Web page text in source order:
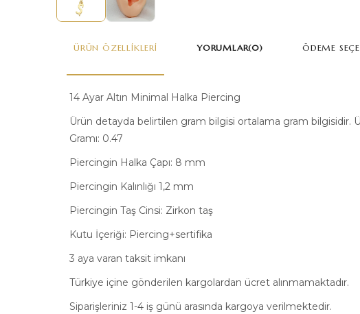
ÜRÜN ÖZELLIKLERI
14 Ayar Altın Minimal Halka Piercing
Ürün detayda belirtilen gram bilgisi ortalama gram bilgisidir.
Gramı: 0.47
Piercingin Halka Çapı: 8 mm
Piercingin Kalınlığı 1,2 mm
Piercingin Taş Cinsi: Zirkon taş
Kutu İçeriği: Piercing+sertifika
3 aya varan taksit imkanı
Türkiye içine gönderilen kargolardan ücret alınmamaktadır.
Siparişleriniz 1-4 iş günü arasında kargoya verilmektedir.
YORUMLAR(0) ÖDEME